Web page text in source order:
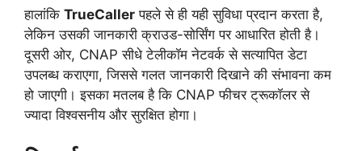
हालांकि TrueCaller पहले से ही यही सुविधा प्रदान करता है,
लेकिन उसकी जानकारी क्राउड-सोर्सिंग पर आधारित होती है।
दूसरी ओर, CNAP सीधे टेलीकॉम नेटवर्क से सत्यापित डेटा
उपलब्ध कराएगा, जिससे गलत जानकारी दिखाने की संभावना कम
हो जाएगी। इसका मतलब है कि CNAP फीचर ट्रूकॉलर से
ज्यादा विश्वसनीय और सुरक्षित होगा।